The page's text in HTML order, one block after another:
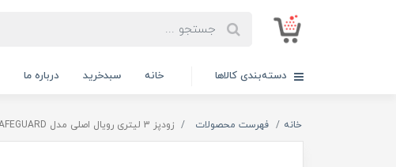
دسته‌بندی کالاها خانه سبدخرید درباره ما
خانه فهرست محصولات زودپز 3 لیتری رویال اصلی مدل SAFEGUARD